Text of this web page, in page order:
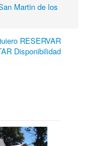
Martin de los
RESERVAR
Disponibilidad